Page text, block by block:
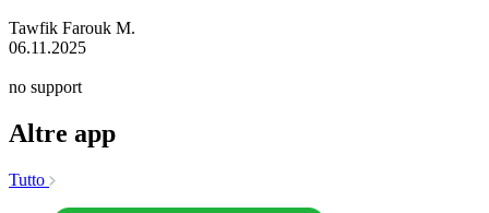
Tawfik Farouk M.
06.11.2025
no support
Altre app
Tutto